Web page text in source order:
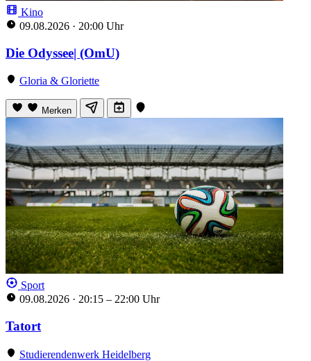
Kino
09.08.2026 · 20:00 Uhr
Die Odyssee| (OmU)
Gloria & Gloriette
Merken
Sport
09.08.2026 · 20:15 – 22:00 Uhr
Tatort
Studierendenwerk Heidelberg